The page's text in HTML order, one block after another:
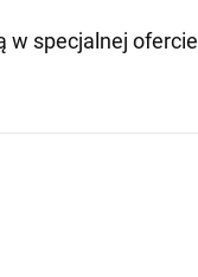
w specjalnej ofercie